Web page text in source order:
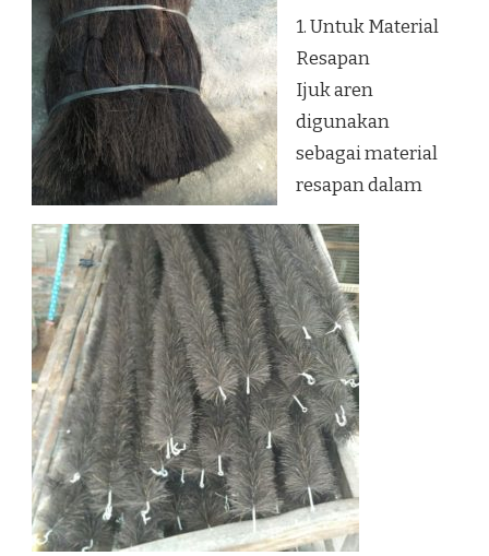
1. Untuk Material
Resapan
Ijuk aren
digunakan
sebagai material
resapan dalam